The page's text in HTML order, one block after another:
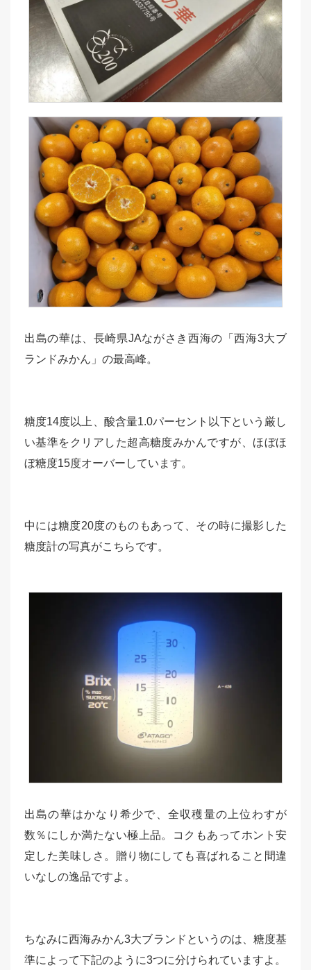
出島の華は、長崎県JAながさき西海の「西海3大ブ
ランドみかん」の最高峰。
糖度14度以上、酸含量1.0パーセント以下という厳し
い基準をクリアした超高糖度みかんですが、ほぼほ
ぼ糖度15度オーバーしています。
中には糖度20度のものもあって、その時に撮影した
糖度計の写真がこちらです。
出島の華はかなり希少で、全収穫量の上位わすが
数％にしか満たない極上品。コクもあってホント安
定した美味しさ。贈り物にしても喜ばれること間違
いなしの逸品ですよ。
ちなみに西海みかん3大ブランドというのは、糖度基
準によって下記のように3つに分けられていますよ。